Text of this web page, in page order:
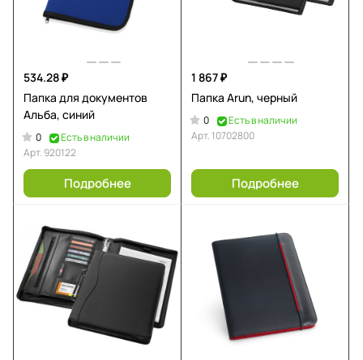
534.28 ₽
Папка для документов
Альба, синий
0
Есть в наличии
Арт. 920122
Подробнее
1 867 ₽
Папка Arun, черный
0
Есть в наличии
Арт. 10702800
Подробнее